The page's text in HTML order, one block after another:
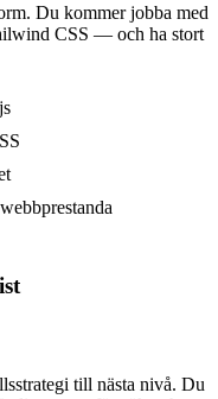
Du kommer jobba med
CSS — och ha stort
till nästa nivå. Du